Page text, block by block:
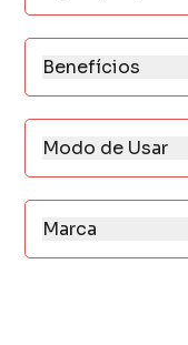
Benefícios
1. Nutrição
2. Reparação
pesar.
3. Raiz
pontas duplas.
Modo de Usar
Aplique o
massageando
até formar
Enxágue
necessário.
Marca
Eudora